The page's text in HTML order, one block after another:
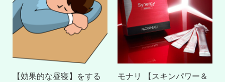
【効果的な昼寝】をする
モナリ 【スキンパワー＆